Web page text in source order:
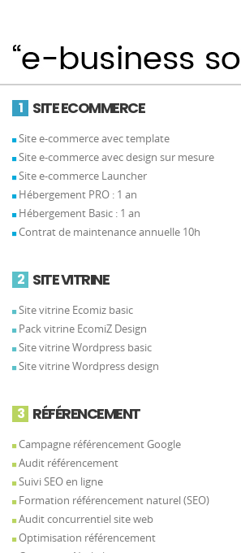
1 SITE ECOMMERCE
Site e-commerce avec template
Site e-commerce avec design sur mesure
Site e-commerce Launcher
Hébergement PRO : 1 an
Hébergement Basic : 1 an
Contrat de maintenance annuelle 10h
2 SITE VITRINE
Site vitrine Ecomiz basic
Pack vitrine EcomiZ Design
Site vitrine Wordpress basic
Site vitrine Wordpress design
3 RÉFÉRENCEMENT
Campagne référencement Google
Audit référencement
Suivi SEO en ligne
Formation référencement naturel (SEO)
Audit concurrentiel site web
Optimisation référencement